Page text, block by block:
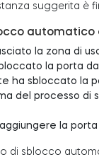
suggerita è
automatico
la zona di
la porta
ha sbloccato la
del processo di
la
di sblocco